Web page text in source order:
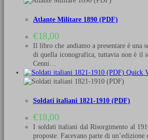
Atlante Militare 1890 (PDF)
€18,00
Il libro che andiamo a presentare è una
di quella iconografica, tuttavia non è il
Cenni…
Quick
Soldati italiani 1821-1910 (PDF)
€18,00
I soldati italiani dal Risorgimento al
proposte. Facevano parte di